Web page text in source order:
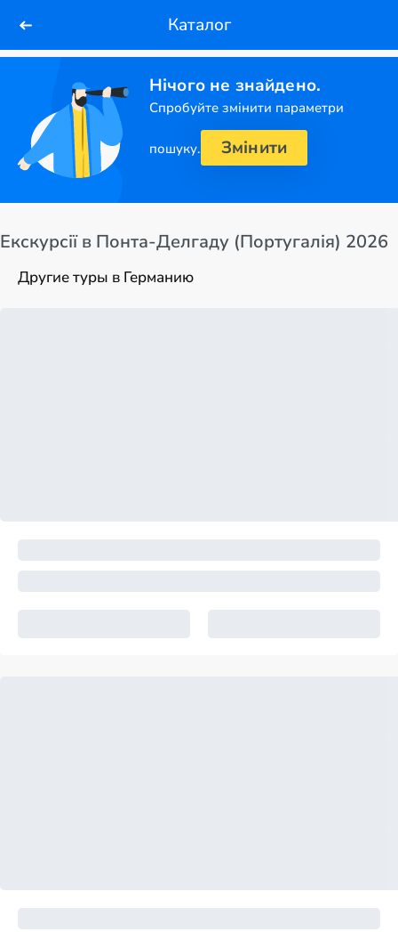
Каталог
Нічого не знайдено.
Спробуйте змінити параметри
пошуку. Змінити
Екскурсії в Понта-Делгаду (Португалія) 2026
Другие туры в Германию